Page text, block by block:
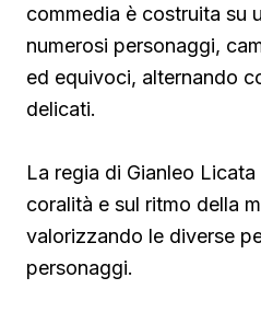
commedia è costruita su
numerosi personaggi,
ed equivoci, alternando
delicati.
La regia di Gianleo
coralità e sul ritmo della
valorizzando le diverse
personaggi.